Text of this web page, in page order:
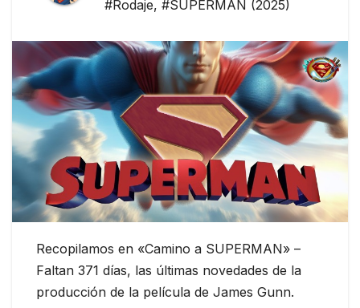
#Rodaje, #SUPERMAN (2025)
Recopilamos en «Camino a SUPERMAN» –
Faltan 371 días, las últimas novedades de la
producción de la película de James Gunn.